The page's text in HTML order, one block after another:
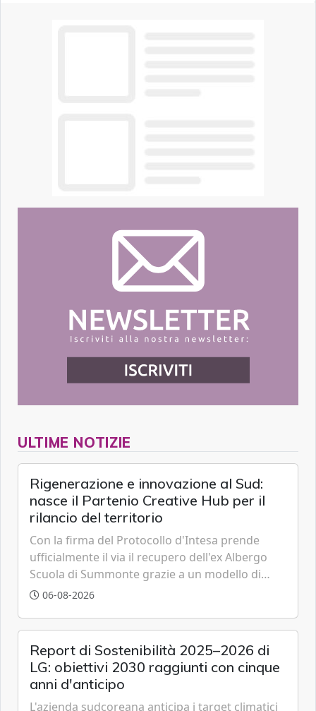
ULTIME NOTIZIE
Rigenerazione e innovazione al Sud:
nasce il Partenio Creative Hub per il
rilancio del territorio
Con la firma del Protocollo d'Intesa prende
ufficialmente il via il recupero dell'ex Albergo
Scuola di Summonte grazie a un modello di
partenariato pubblico-privato e a una rete di
06-08-2026
Report di Sostenibilità 2025–2026 di
LG: obiettivi 2030 raggiunti con cinque
anni d'anticipo
L'azienda sudcoreana anticipa i target climatici